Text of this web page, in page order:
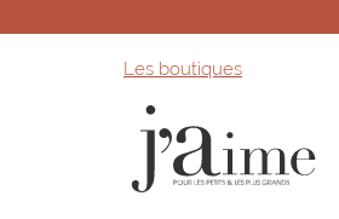
Les boutiques